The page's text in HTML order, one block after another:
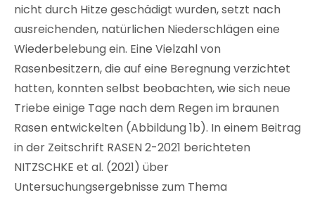
nicht durch Hitze geschädigt wurden, setzt nach
ausreichenden, natürlichen Niederschlägen eine
Wiederbelebung ein. Eine Vielzahl von
Rasenbesitzern, die auf eine Beregnung verzichtet
hatten, konnten selbst beobachten, wie sich neue
Triebe einige Tage nach dem Regen im braunen
Rasen entwickelten (Abbildung 1b). In einem Beitrag
in der Zeitschrift RASEN 2-2021 berichteten
NITZSCHKE et al. (2021) über
Untersuchungsergebnisse zum Thema